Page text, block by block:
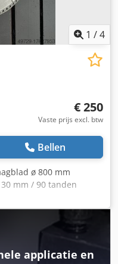
1 /4
€ 250
Vaste prijs excl. btw
Bellen
ø 800 mm
mm / 90 tanden
applicatie en